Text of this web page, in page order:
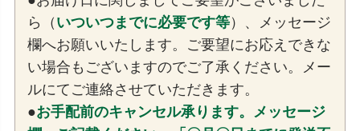
ら（ いついつまでに必要です等）、メッセージ
欄へお願いいたします。ご要望にお応えできな
い場合もございますのでご了承ください。メー
ルにてご連絡させていただきます。
●お手配前のキャンセル承ります。メッセージ